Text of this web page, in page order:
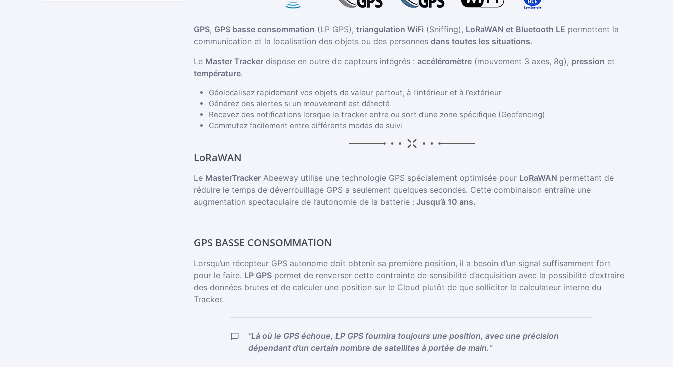
GPS, GPS basse consommation (LP GPS), triangulation WiFi (Sniffing), LoRaWAN et Bluetooth LE permettent la
communication et la localisation des objets ou des personnes dans toutes les situations.
Le Master Tracker dispose en outre de capteurs intégrés : accéléromètre (mouvement 3 axes, 8g), pression et
température.
Géolocalisez rapidement vos objets de valeur partout, à l’intérieur et à l’extérieur
Générez des alertes si un mouvement est détecté
Recevez des notifications lorsque le tracker entre ou sort d’une zone spécifique (Geofencing)
Commutez facilement entre différents modes de suivi
LoRaWAN
Le MasterTracker Abeeway utilise une technologie GPS spécialement optimisée pour LoRaWAN permettant de
réduire le temps de déverrouillage GPS a seulement quelques secondes. Cette combinaison entraîne une
augmentation spectaculaire de l’autonomie de la batterie : Jusqu’à 10 ans.
GPS BASSE CONSOMMATION
Lorsqu’un récepteur GPS autonome doit obtenir sa première position, il a besoin d’un signal suffisamment fort
pour le faire. LP GPS permet de renverser cette contrainte de sensibilité d’acquisition avec la possibilité d’extraire
des données brutes et de calculer une position sur le Cloud plutôt de que solliciter le calculateur interne du
Tracker.
“Là où le GPS échoue, LP GPS fournira toujours une position, avec une précision
dépendant d’un certain nombre de satellites à portée de main.“